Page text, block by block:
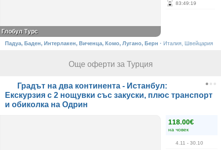
83:49:19
Глобул Турс
Падуа, Баден, Интерлакен, Виченца, Комо, Лугано, Берн · Италия, Швейцария
Още оферти за Турция
Градът на два континента - Истанбул:
Екскурзия с 2 нощувки със закуски, плюс транспорт
и обиколка на Одрин
118.00€
на човек
4.11 - 30.10